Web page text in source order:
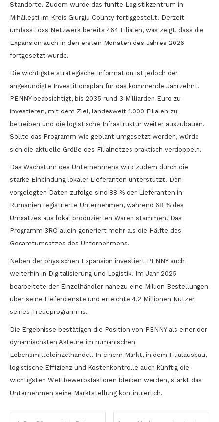
Standorte. Zudem wurde das fünfte Logistikzentrum in
Mihăilești im Kreis Giurgiu County fertiggestellt. Derzeit
umfasst das Netzwerk bereits 464 Filialen, was zeigt, dass die
Expansion auch in den ersten Monaten des Jahres 2026
fortgesetzt wurde.
Die wichtigste strategische Information ist jedoch der
angekündigte Investitionsplan für das kommende Jahrzehnt.
PENNY beabsichtigt, bis 2035 rund 3 Milliarden Euro zu
investieren, mit dem Ziel, landesweit 1.000 Filialen zu
betreiben und die logistische Infrastruktur weiter auszubauen.
Sollte das Programm wie geplant umgesetzt werden, würde
sich die aktuelle Größe des Filialnetzes praktisch verdoppeln.
Das Wachstum des Unternehmens wird zudem durch die
starke Einbindung lokaler Lieferanten unterstützt. Den
vorgelegten Daten zufolge sind 88 % der Lieferanten in
Rumänien registrierte Unternehmen, während 68 % des
Umsatzes aus lokal produzierten Waren stammen. Das
Programm 3RO allein generiert mehr als die Hälfte des
Gesamtumsatzes des Unternehmens.
Neben der physischen Expansion investiert PENNY auch
weiterhin in Digitalisierung und Logistik. Im Jahr 2025
bearbeitete der Einzelhändler nahezu eine Million Bestellungen
über seine Lieferdienste und erreichte 4,2 Millionen Nutzer
seines Treueprogramms.
Die Ergebnisse bestätigen die Position von PENNY als einer der
dynamischsten Akteure im rumänischen
Lebensmitteleinzelhandel. In einem Markt, in dem Filialausbau,
logistische Effizienz und Kostenkontrolle auch künftig die
wichtigsten Wettbewerbsfaktoren bleiben werden, stärkt das
Unternehmen seine Marktstellung kontinuierlich.